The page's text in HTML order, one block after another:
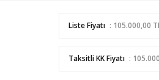
Liste Fiyatı : 105.000,00
Taksitli KK Fiyatı :